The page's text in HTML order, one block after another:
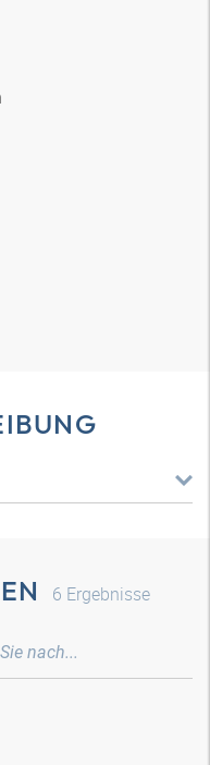
6 Ergebnisse